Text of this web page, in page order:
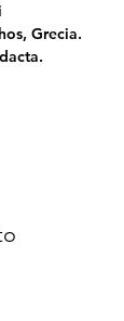
Grecia.